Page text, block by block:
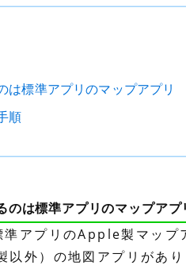
は標準アプリのマップアプリ
順
のは標準アプリのマップアプ
アプリのApple製マッ
外）の地図アプリがあり